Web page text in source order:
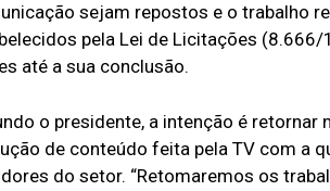
sejam repostos e o trabalho
pela Lei de Licitações
até a sua conclusão.
o presidente, a intenção é
de conteúdo feita pela TV com a
do setor. “Retomaremos os